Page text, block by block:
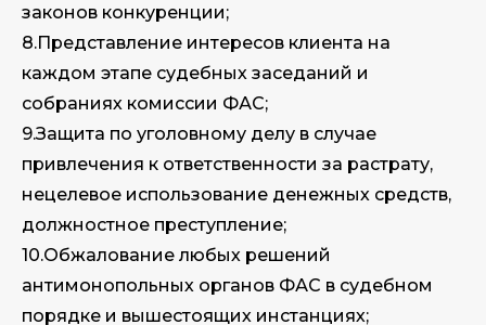
законов конкуренции;
8.Представление интересов клиента на
каждом этапе судебных заседаний и
собраниях комиссии ФАС;
9.Защита по уголовному делу в случае
привлечения к ответственности за растрату,
нецелевое использование денежных средств,
должностное преступление;
10.Обжалование любых решений
антимонопольных органов ФАС в судебном
порядке и вышестоящих инстанциях;